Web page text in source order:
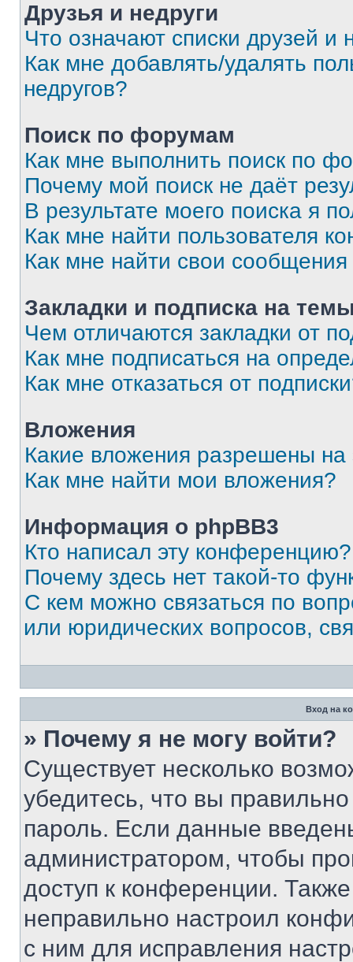
Друзья и недруги
Что означают списки друзей и
Как мне добавлять/удалять
недругов?
Поиск по форумам
Как мне выполнить поиск по
Почему мой поиск не даёт
В результате моего поиска я
Как мне найти пользователя
Как мне найти свои
Закладки и подписка на
Чем отличаются закладки от
Как мне подписаться на
Как мне отказаться от
Вложения
Какие вложения разрешены
Как мне найти мои вложения?
Информация о phpBB3
Кто написал эту конференцию?
Почему здесь нет такой-то
С кем можно связаться по
или юридических вопросов,
Вход на
» Почему я не могу войти?
Существует несколько
убедитесь, что вы
пароль. Если данные
администратором, чтобы
доступ к конференции.
неправильно настроил
с ним для исправления